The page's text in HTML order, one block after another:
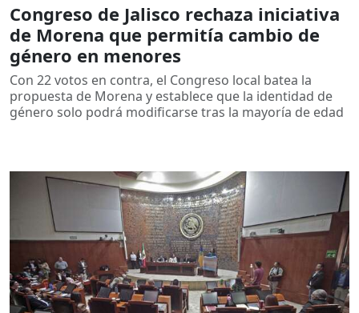
Congreso de Jalisco rechaza iniciativa
de Morena que permitía cambio de
género en menores
Con 22 votos en contra, el Congreso local batea la
propuesta de Morena y establece que la identidad de
género solo podrá modificarse tras la mayoría de edad